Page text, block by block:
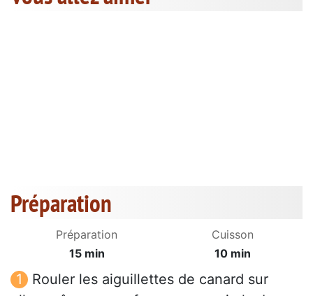
Préparation
Préparation
15 min
Cuisson
10 min
Rouler les aiguillettes de canard sur